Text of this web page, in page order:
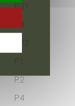
P.31
P.2
P.4